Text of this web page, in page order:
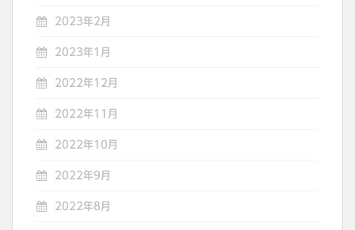
2023年2月
2023年1月
2022年12月
2022年11月
2022年10月
2022年9月
2022年8月